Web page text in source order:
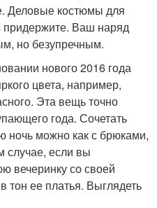
Деловые костюмы для
придержите. Ваш наряд
но безупречным.
нового 2016 года
цвета, например,
Эта вещь точно
года. Сочетать
ночь можно как с брюками,
случае, если вы
вечеринку со своей
тон ее платья. Выглядеть